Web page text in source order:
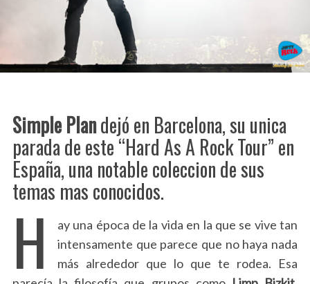
Simple Plandejó en Barcelona, su unica
parada de este “Hard As A Rock Tour” en
España, una notable coleccion de sus
temas mas conocidos.
H
ay una época de la vida en la que se vive tan
intensamente que parece que no haya nada
más alrededor que lo que te rodea. Esa